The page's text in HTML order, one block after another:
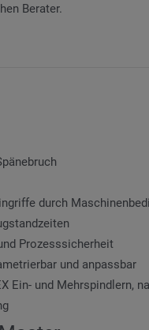
Berater.
durch
Prozesssicherheit
und anpassbar
Ein- und Mehrspindlern,